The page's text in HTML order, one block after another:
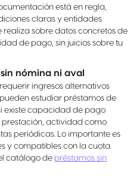
está en regla,
claras y entidades
sobre datos concretos de
de pago, sin juicios sobre tu
nómina ni aval
ingresos alternativos
estudiar préstamos de
existe capacidad de pago
actividad como
periódicas. Lo importante es
y compatibles con la cuota.
catálogo de préstamos sin